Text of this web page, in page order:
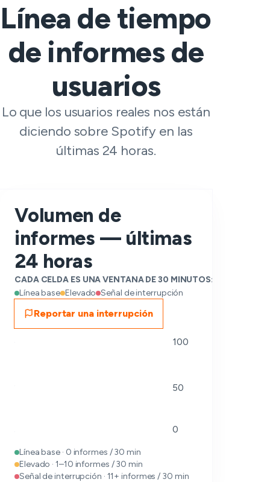
Línea de tiempo
de informes de
usuarios
Lo que los usuarios reales nos están
diciendo sobre Spotify en las
últimas 24 horas.
Volumen de
informes — últimas
24 horas
CADA CELDA ES UNA VENTANA DE 30 MINUTOS:
Línea base Elevado Señal de interrupción
Reportar una interrupción
100
50
0
Línea base · 0 informes / 30 min
Elevado · 1–10 informes / 30 min
Señal de interrupción · 11+ informes / 30 min